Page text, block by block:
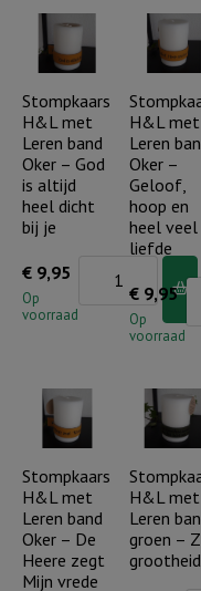
band
-
Ik
heb
je
met
-
Stompkaars
H&L met
Leren band
Oker – God
is altijd
heel dicht
bij je
€ 9,95
Op
voorraad
band
Oker
-
God
is
altijd
heel
H&L met
Leren
Oker –
Geloof,
hoop en
heel veel
liefde
€ 9,95
Op
voorraad
-
en
Stompkaars
H&L met
Leren band
Oker – De
Heere zegt
Mijn vrede
H&L met
Leren
groen –